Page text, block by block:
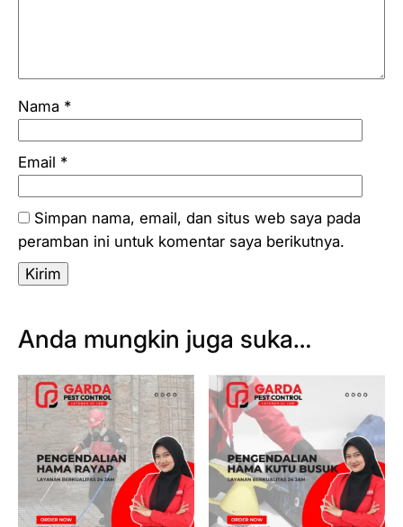
Nama *
Email *
Simpan nama, email, dan situs web saya pada
peramban ini untuk komentar saya berikutnya.
Anda mungkin juga suka…